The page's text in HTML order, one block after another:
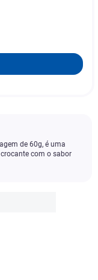
de 60g, é uma
com o sabor